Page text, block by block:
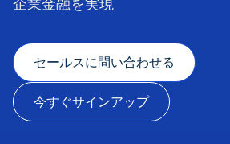
企業金融を実現
セールスに問い合わせる
今すぐサインアップ